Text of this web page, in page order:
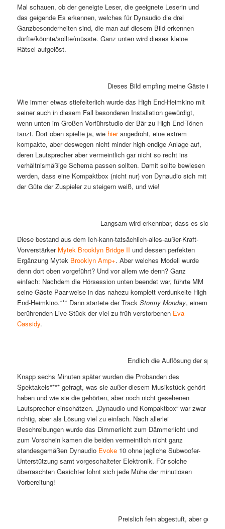
Mal schauen, ob der geneigte Leser, die geeignete Leserin und
das geigende Es erkennen, welches für Dynaudio die drei
Ganzbesonderheiten sind, die man auf diesem Bild erkennen
dürfte/könnte/sollte/müsste. Ganz unten wird dieses kleine
Rätsel aufgelöst.
Dieses Bild empfing meine Gäste im
Wie immer etwas stiefelterlich wurde das High End-Heimkino mit
seiner auch in diesem Fall besonderen Installation gewürdigt,
wenn unten im Großen Vorführstudio der Bär zu High End-Tönen
tanzt. Dort oben spielte ja, wie hierangedroht, eine extrem
kompakte, aber deswegen nicht minder high-endige Anlage auf,
deren Lautsprecher aber vermeintlich gar nicht so recht ins
verhältnismäßige Schema passen sollten. Damit sollte bewiesen
werden, dass eine Kompaktbox (nicht nur) von Dynaudio sich mit
der Güte der Zuspieler zu steigern weiß, und wie!
Langsam wird erkennbar, dass es sich
Diese bestand aus dem Ich-kann-tatsächlich-alles-außer-Kraft-
Vorverstärker Mytek Brooklyn Bridge II und dessen perfekten
Ergänzung Mytek Brooklyn Amp+. Aber welches Modell wurde
denn dort oben vorgeführt? Und vor allem wie denn? Ganz
einfach: Nachdem die Hörsession unten beendet war, führte MM
seine Gäste Paar-weise in das nahezu komplett verdunkelte High
End-Heimkino.*** Dann startete der Track Stormy Monday, einem
berührenden Live-Stück der viel zu früh verstorbenen Eva
Cassidy.
Endlich die Auflösung der
Knapp sechs Minuten später wurden die Probanden des
Spektakels**** gefragt, was sie außer diesem Musikstück gehört
haben und wie sie die gehörten, aber noch nicht gesehenen
Lautsprecher einschätzen. „Dynaudio und Kompaktbox“ war zwar
richtig, aber als Lösung viel zu einfach. Nach allerlei
Beschreibungen wurde das Dimmerlicht zum Dämmerlicht und
zum Vorschein kamen die beiden vermeintlich nicht ganz
standesgemäßen Dynaudio Evoke10 ohne jegliche Subwoofer-
Unterstützung samt vorgeschalteter Elektronik. Für solche
überraschten Gesichter lohnt sich jede Mühe der minutiösen
Vorbereitung!
Preislich fein abgestuft, aber